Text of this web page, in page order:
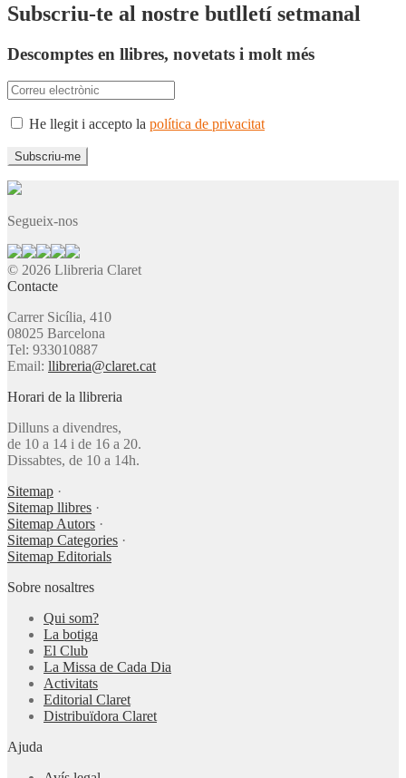
Subscriu-te al nostre butlletí setmanal
Descomptes en llibres, novetats i molt més
He llegit i accepto la política de privacitat
Segueix-nos
© 2026 Llibreria Claret
Contacte
Carrer Sicília, 410
08025 Barcelona
Tel: 933010887
Email: llibreria@claret.cat
Horari de la llibreria
Dilluns a divendres,
de 10 a 14 i de 16 a 20.
Dissabtes, de 10 a 14h.
Sitemap ·
Sitemap llibres ·
Sitemap Autors ·
Sitemap Categories ·
Sitemap Editorials
Sobre nosaltres
Qui som?
La botiga
El Club
La Missa de Cada Dia
Activitats
Editorial Claret
Distribuïdora Claret
Ajuda